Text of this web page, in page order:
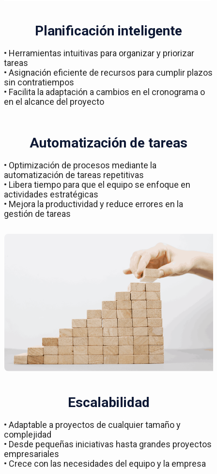
Planificación inteligente
• Herramientas intuitivas para organizar y priorizar
tareas
• Asignación eficiente de recursos para cumplir plazos
sin contratiempos
• Facilita la adaptación a cambios en el cronograma o
en el alcance del proyecto
Automatización de tareas
• Optimización de procesos mediante la
automatización de tareas repetitivas
• Libera tiempo para que el equipo se enfoque en
actividades estratégicas
• Mejora la productividad y reduce errores en la
gestión de tareas
Escalabilidad
• Adaptable a proyectos de cualquier tamaño y
complejidad
• Desde pequeñas iniciativas hasta grandes proyectos
empresariales
• Crece con las necesidades del equipo y la empresa